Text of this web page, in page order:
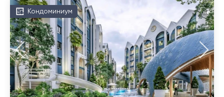
Кондоминиум